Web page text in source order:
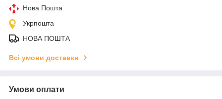
Нова Пошта
Укрпошта
НОВА ПОШТА
Всі умови доставки
Умови оплати